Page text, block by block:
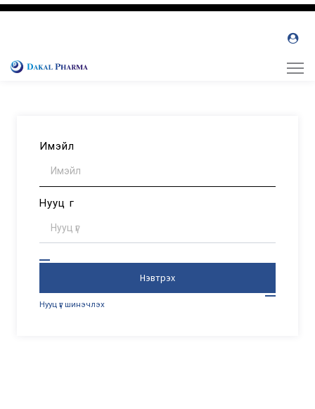
Имэйл
Нууц үг
Нэвтрэх
Нууц үг шинэчлэх